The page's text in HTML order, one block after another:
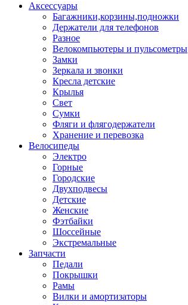
Аксессуары
Багажники,корзины,подножки
Держатели для телефонов
Разное
Велокомпьютеры и пульсометры
Замки
Зеркала и звонки
Кресла детские
Крылья
Свет
Сумки
Фляги и флягодержатели
Хранение и перевозка
Велосипеды
Электро
Горные
Городские
Двухподвесы
Детские
Женские
Фэтбайки
Шоссейные
Экстремальные
Запчасти
Педали
Покрышки
Рамы
Вилки и амортизаторы